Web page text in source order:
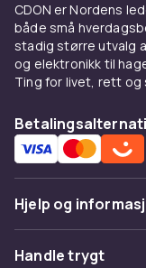
bomull er
stretch.
Kombiner
Under en blazer
ogskjørt.
Kjøp på
Utforsktopper
CDON er Nordens
både små
stadig større utvalg
og elektronikk til
Ting for livet, rett og
Hjelp og
Vanlige spørsmål
Handle trygt